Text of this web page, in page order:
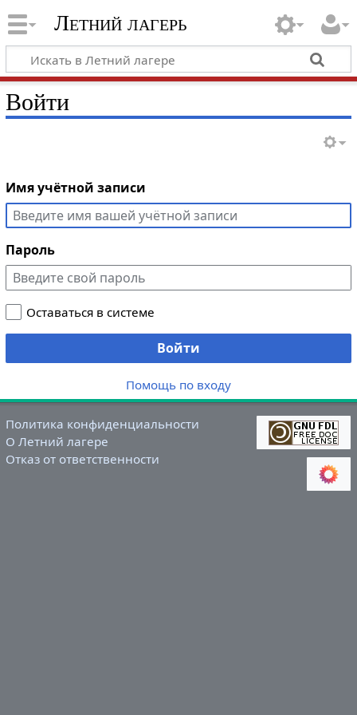
Летний лагерь
Войти
Имя учётной записи
Пароль
Оставаться в системе
Войти
Помощь по входу
Политика конфиденциальности
О Летний лагере
Отказ от ответственности